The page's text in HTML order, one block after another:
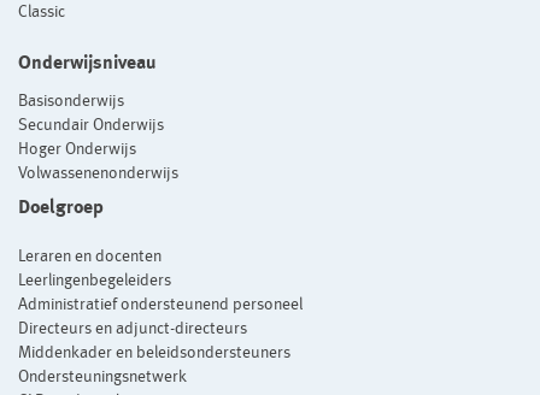
Classic
Onderwijsniveau
Basisonderwijs
Secundair Onderwijs
Hoger Onderwijs
Volwassenenonderwijs
Doelgroep
Leraren en docenten
Leerlingenbegeleiders
Administratief ondersteunend personeel
Directeurs en adjunct-directeurs
Middenkader en beleidsondersteuners
Ondersteuningsnetwerk